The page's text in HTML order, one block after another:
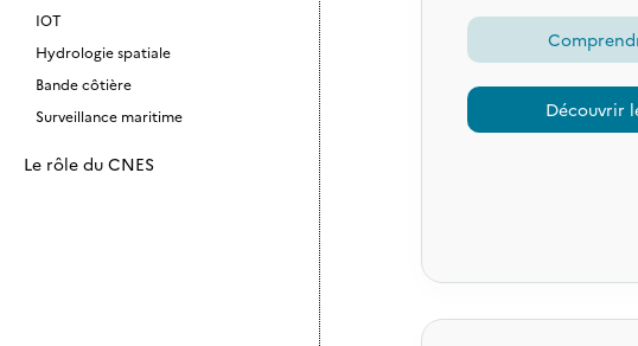
IOT
Hydrologie spatiale
Bande côtière
Surveillance maritime
Le rôle du CNES
Découvrir